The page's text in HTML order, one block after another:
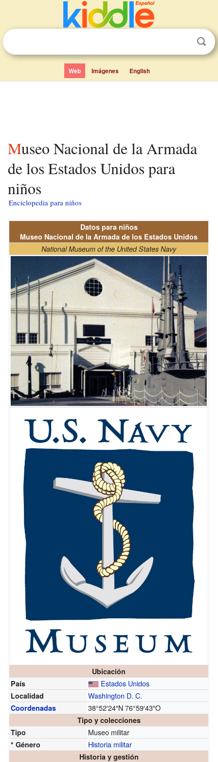
Web Imágenes English
Museo Nacional de la Armada
de los Estados Unidos para
niños
Enciclopedia para niños
Datos para niños
Museo Nacional de la Armada de los Estados Unidos
National Museum of the United States Navy
Ubicación
País
Estados Unidos
Localidad Washington D. C.
Coordenadas 38°52′24″N76°59′43″O
Tipo y colecciones
Tipo
Museo militar
* Género Historia militar
Historia y gestión